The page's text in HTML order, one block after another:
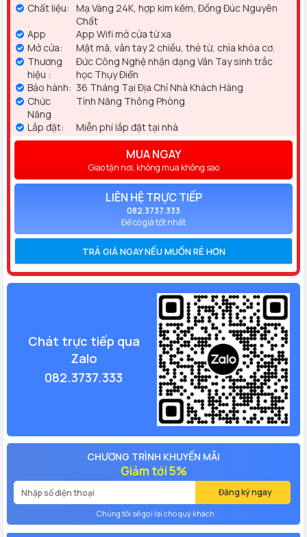
Chất liệu: Mạ Vàng 24K, hợp kim kẽm, Đồng Đúc Nguyên
Chất
App
App Wifi mở cửa từ xa
Mở cửa:
Mật mã, vân tay 2 chiều, thẻ từ, chìa khóa cơ.
Thương
hiệu :
Đức Công Nghệ nhận dạng Vân Tay sinh trắc
học Thụy Điển
Bảo hành: 36 Tháng Tại Địa Chỉ Nhà Khách Hàng
Chức
Năng
Tính Năng Thông Phòng
Lắp đặt:
Miễn phí lắp đặt tại nhà
MUA NGAY
Giao tận nơi, không mua không sao
LIÊN HỆ TRỰC TIẾP
082.3737.333
Để có giá tốt nhất
TRẢ GIÁ NGAY NẾU MUỐN RẺ HƠN
Chát trực tiếp qua
Zalo
082.3737.333
CHƯƠNG TRÌNH KHUYẾN MÃI
Giảm tới 5%
Đăng ký ngay
Chúng tôi sẽ gọi lại cho quý khách